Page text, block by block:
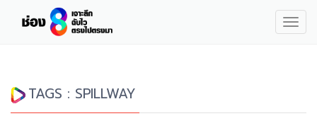
TAGS : SPILLWAY